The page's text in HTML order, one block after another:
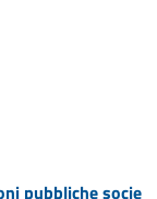
pubbliche socie